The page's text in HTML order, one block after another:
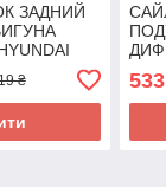
ЗАДНИЙ
HYMB-
₴
40